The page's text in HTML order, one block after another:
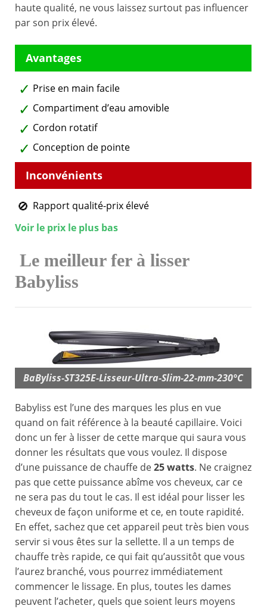
haute qualité, ne vous laissez surtout pas influencer
par son prix élevé.
Prise en main facile
Compartiment d’eau amovible
Cordon rotatif
Conception de pointe
Rapport qualité-prix élevé
Voir le prix le plus bas
Le meilleur fer à lisser
Babyliss
BaByliss-ST325E-Lisseur-Ultra-Slim-22-mm-230°C
Babyliss est l’une des marques les plus en vue
quand on fait référence à la beauté capillaire. Voici
donc un fer à lisser de cette marque qui saura vous
donner les résultats que vous voulez. Il dispose
d’une puissance de chauffe de25 watts. Ne craignez
pas que cette puissance abîme vos cheveux, car ce
ne sera pas du tout le cas. Il est idéal pour lisser les
cheveux de façon uniforme et ce, en toute rapidité.
En effet, sachez que cet appareil peut très bien vous
servir si vous êtes sur la sellette. Il a un temps de
chauffe très rapide, ce qui fait qu’aussitôt que vous
l’aurez branché, vous pourrez immédiatement
commencer le lissage. En plus, toutes les dames
peuvent l’acheter, quels que soient leurs moyens